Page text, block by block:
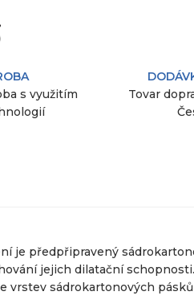
s využitím
Tovar
je předpřipravený
jejich dilatační
vrstev sádrokartonových pásků